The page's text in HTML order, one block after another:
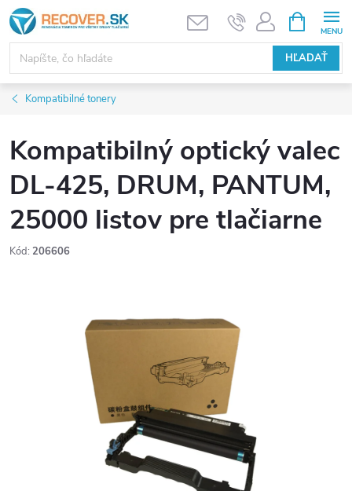
Prejsť
na
obsah
HĽADAŤ
KOŠÍK
Kompatibilné tonery
Kompatibilný optický valec
DL-425, DRUM, PANTUM,
25000 listov pre tlačiarne
Kód: 206606